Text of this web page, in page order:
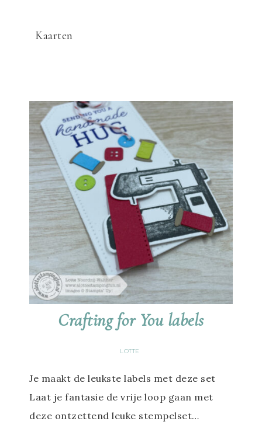
Kaarten
Crafting for You labels
LOTTE
Je maakt de leukste labels met deze set
Laat je fantasie de vrije loop gaan met
deze ontzettend leuke stempelset…